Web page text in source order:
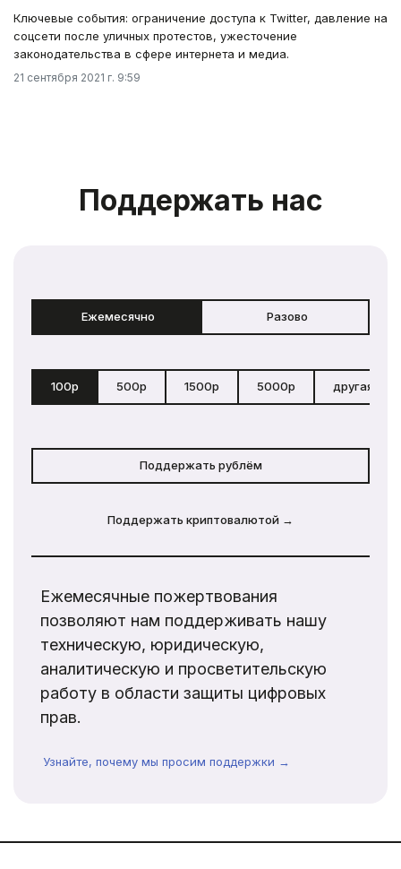
Ключевые события: ограничение доступа к Twitter, давление на
соцсети после уличных протестов, ужесточение
законодательства в сфере интернета и медиа.
21 сентября 2021 г. 9:59
Поддержать нас
Ежемесячно Разово
100р 500р 1500р 5000р другая
Поддержать рублём
Поддержать криптовалютой →
Ежемесячные пожертвования
позволяют нам поддерживать нашу
техническую, юридическую,
аналитическую и просветительскую
работу в области защиты цифровых
прав.
Узнайте, почему мы просим поддержки →